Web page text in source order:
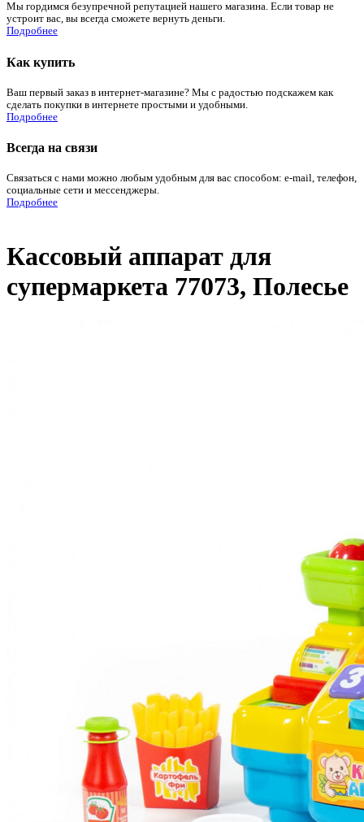
Мы гордимся безупречной репутацией нашего магазина. Если товар не
устроит вас, вы всегда сможете вернуть деньги.
Подробнее
Как купить
Ваш первый заказ в интернет-магазине? Мы с радостью подскажем как
сделать покупки в интернете простыми и удобными.
Подробнее
Всегда на связи
Связаться с нами можно любым удобным для вас способом: e-mail, телефон,
социальные сети и мессенджеры.
Подробнее
Кассовый аппарат для
супермаркета 77073, Полесье